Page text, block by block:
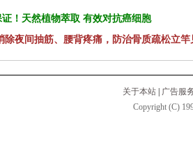
！天然植物萃取 有效对抗癌细胞
除夜间抽筋、腰背疼痛，防治骨质疏松立竿
关于本站
广告服
Copyright (C)